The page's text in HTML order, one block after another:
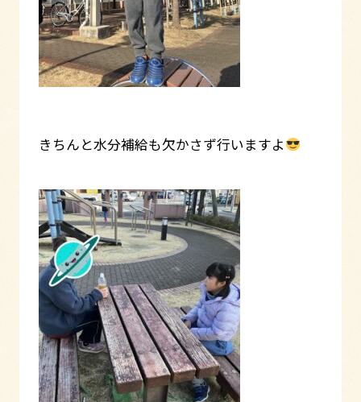
きちんと水分補給も欠かさず行いますよ